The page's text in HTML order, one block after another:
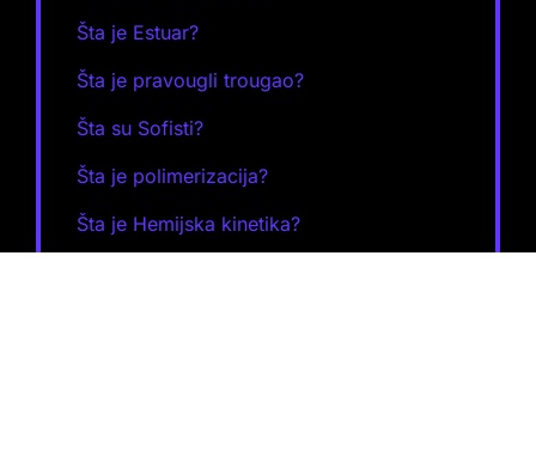
Šta je Estuar?
Šta je pravougli trougao?
Šta su Sofisti?
Šta je polimerizacija?
Šta je Hemijska kinetika?